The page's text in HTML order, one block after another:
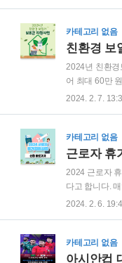
할 수 있는 청
*참여요건 : 가
가능한 청년
에 따른 구직
등의 소득이 구
으로는 1인가
카테고리 없음
친환경 보
2024년 친환경
어 최대 60만
고 따뜻한 겨울
층에서 다자녀
경 보일러 보조
온라인 신 청
해 회원가입
▲ 온라인 접수
2024. 2. 7.
카테고리 없음
근로자 휴
2024 근로자
다고 합니다.
어서 신청하고
규모델을 운영
소기업, 소상공
2024. 2. 6.
카테고리 없음